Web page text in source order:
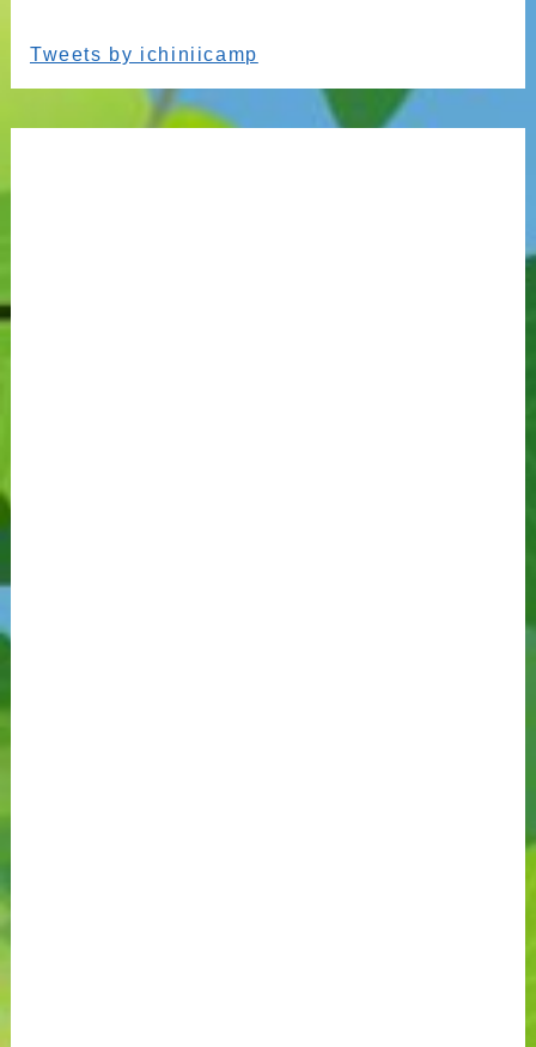
Tweets by ichiniicamp